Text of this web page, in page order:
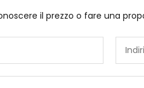
il prezzo o fare una